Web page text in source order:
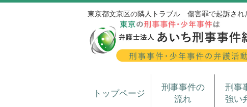
東京都文京区の隣人トラブル 傷害罪で起訴され
トップページ
刑事事件の
流れ
刑事
強い